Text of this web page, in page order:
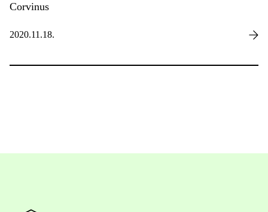
Corvinus
2020.11.18.